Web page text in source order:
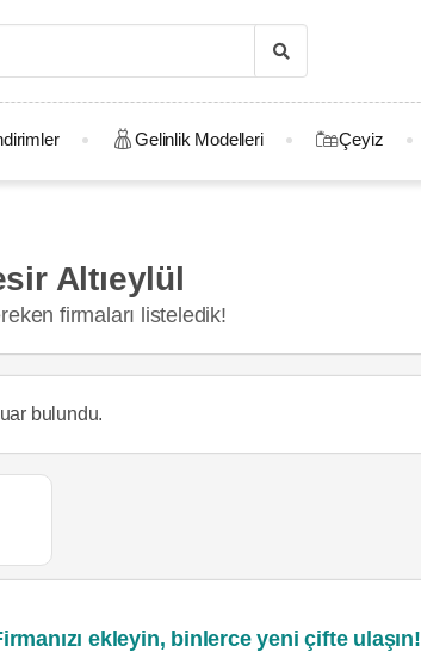
Gelinlik Modelleri Çeyiz
Altıeylül
firmaları listeledik!
bulundu.
ekleyin, binlerce yeni çifte ulaşın!